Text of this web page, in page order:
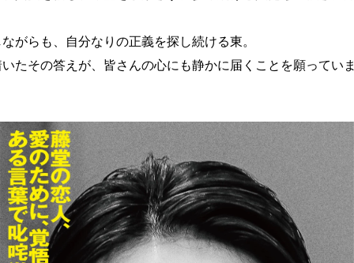
がらも、自分なりの正義を探し続ける東。
たその答えが、皆さんの心にも静かに届くことを願っていま